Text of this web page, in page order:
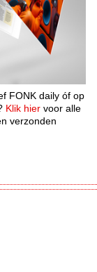
FONK daily óf op
Klik hier voor alle
verzonden